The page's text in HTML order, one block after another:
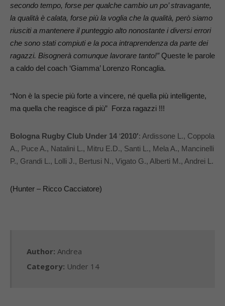
secondo tempo, forse per qualche cambio un po’ stravagante,
la qualità è calata, forse più la voglia che la qualità, però siamo
riusciti a mantenere il punteggio alto nonostante i diversi errori
che sono stati compiuti e la poca intraprendenza da parte dei
ragazzi. Bisognerà comunque lavorare tanto!”Queste le parole
a caldo del coach ‘Giamma’ Lorenzo Roncaglia.
“Non è la specie più forte a vincere, né quella più intelligente,
ma quella che reagisce di più” Forza ragazzi !!!
Bologna Rugby Club Under 14 ‘2010′: Ardissone L., Coppola
A., Puce A., Natalini L., Mitru E.D., Santi L., Mela A., Mancinelli
P., Grandi L., Lolli J., Bertusi N., Vigato G., Alberti M., Andrei L.
(Hunter – Ricco Cacciatore)
Author: Andrea
Category: Under 14